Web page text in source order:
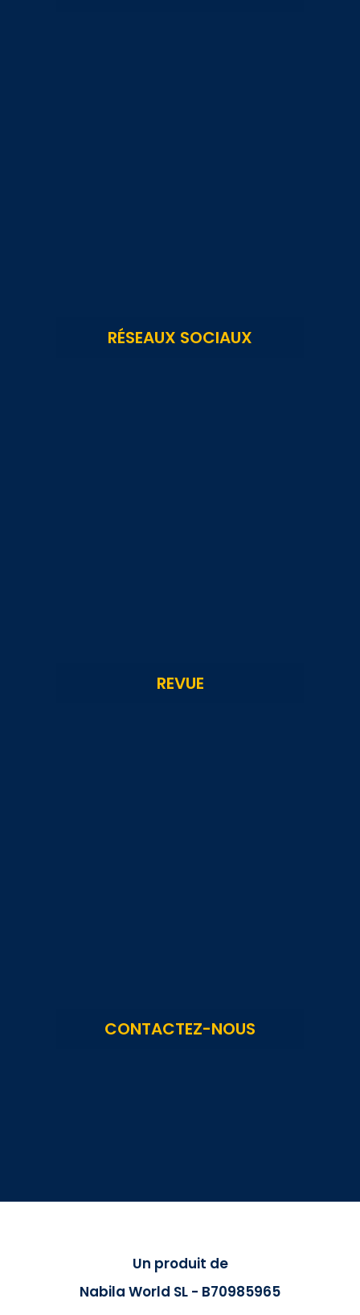
RÉSEAUX SOCIAUX
REVUE
CONTACTEZ-NOUS
Un produit de
Nabila World SL - B70985965